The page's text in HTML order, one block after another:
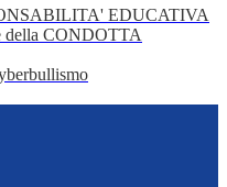
EDUCATIVA
della CONDOTTA